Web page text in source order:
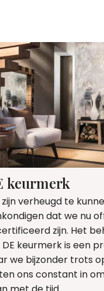
keurmerk
verheugd te
dat we nu
zijn. Het
keurmerk is een
we bijzonder trots
ons constant in